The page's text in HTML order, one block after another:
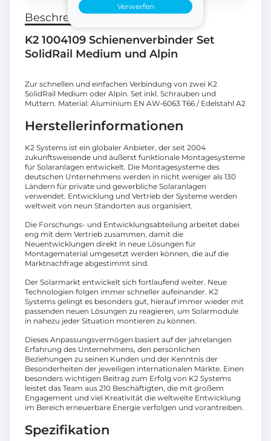
Verwerfen
Beschreibung
K2 1004109 Schienenverbinder Set
SolidRail Medium und Alpin
Zur schnellen und einfachen Verbindung von zwei K2
SolidRail Medium oder Alpin. Set inkl. Schrauben und
Muttern. Material: Aluminium EN AW-6063 T66 / Edelstahl A2
Herstellerinformationen
K2 Systems ist ein globaler Anbieter, der seit 2004
zukunftsweisende und äußerst funktionale Montagesysteme
für Solaranlagen entwickelt. Die Montagesysteme des
deutschen Unternehmens werden in nicht weniger als 130
Ländern für private und gewerbliche Solaranlagen
verwendet. Entwicklung und Vertrieb der Systeme werden
weltweit von neun Standorten aus organisiert.
Die Forschungs- und Entwicklungsabteilung arbeitet dabei
eng mit dem Vertrieb zusammen, damit die
Neuentwicklungen direkt in neue Lösungen für
Montagematerial umgesetzt werden können, die auf die
Marktnachfrage abgestimmt sind.
Der Solarmarkt entwickelt sich fortlaufend weiter. Neue
Technologien folgen immer schneller aufeinander. K2
Systems gelingt es besonders gut, hierauf immer wieder mit
passenden neuen Lösungen zu reagieren, um Solarmodule
in nahezu jeder Situation montieren zu können.
Dieses Anpassungsvermögen basiert auf der jahrelangen
Erfahrung des Unternehmens, den persönlichen
Beziehungen zu seinen Kunden und der Kenntnis der
Besonderheiten der jeweiligen internationalen Märkte. Einen
besonders wichtigen Beitrag zum Erfolg von K2 Systems
leistet das Team aus 210 Beschäftigten, die mit großem
Engagement und viel Kreativität die weltweite Entwicklung
im Bereich erneuerbare Energie verfolgen und vorantreiben.
Spezifikation